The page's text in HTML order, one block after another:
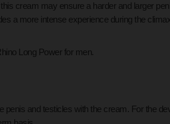
cream may ensure a harder and larger
a more intense experience during the
Long Power for men.
penis and testicles with the cream. For the